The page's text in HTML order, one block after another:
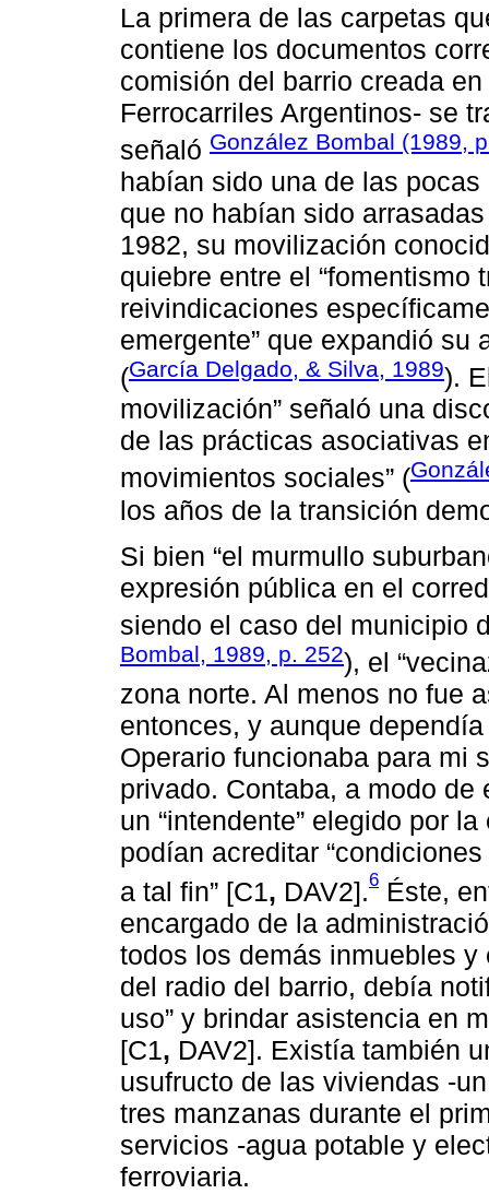
La primera de las carpetas
contiene los documentos
comisión del barrio creada
Ferrocarriles Argentinos- se
señaló González Bombal (1989,
habían sido una de las
que no habían sido
1982, su movilización
quiebre entre el “fomentismo
reivindicaciones
emergente” que expandió
(García Delgado, & Silva, 1989).
movilización” señaló una
de las prácticas asociativas
movimientos sociales” (
los años de la transición
Si bien “el murmullo
expresión pública en el
siendo el caso del municipio
Bombal, 1989, p. 252), el
zona norte. Al menos no fue
entonces, y aunque
Operario funcionaba para mi
privado. Contaba, a modo
un “intendente” elegido por
podían acreditar
a tal fin” [C1, DAV2].6 Éste,
encargado de la
todos los demás inmuebles
del radio del barrio, debía
uso” y brindar asistencia en
[C1, DAV2]. Existía también
usufructo de las viviendas -
tres manzanas durante el
servicios -agua potable y
ferroviaria.